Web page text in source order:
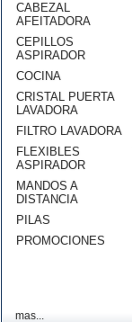
CABEZAL
AFEITADORA
CEPILLOS
ASPIRADOR
COCINA
CRISTAL PUERTA
LAVADORA
FILTRO LAVADORA
FLEXIBLES
ASPIRADOR
MANDOS A
DISTANCIA
PILAS
PROMOCIONES
mas...